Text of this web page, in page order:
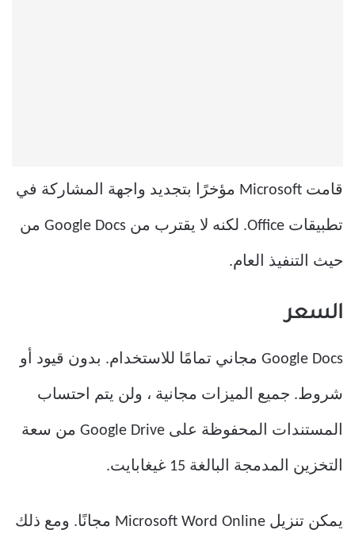
قامت Microsoft مؤخرًا بتجديد واجهة المشاركة في
تطبيقات Office. لكنه لا يقترب من Google Docs من
حيث التنفيذ العام.
السعر
Google Docs مجاني تمامًا للاستخدام. بدون قيود أو
شروط. جميع الميزات مجانية ، ولن يتم احتساب
المستندات المحفوظة على Google Drive من سعة
التخزين المدمجة البالغة 15 غيغابايت.
يمكن تنزيل Microsoft Word Online مجانًا. ومع ذلك